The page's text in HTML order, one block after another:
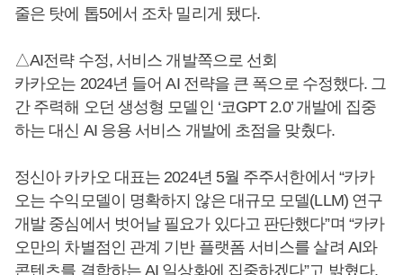
줄은 탓에 톱5에서 조차 밀리게 됐다.
△AI전략 수정, 서비스 개발쪽으로 선회
카카오는 2024년 들어 AI 전략을 큰 폭으로 수정했다. 그
간 주력해 오던 생성형 모델인 ‘코GPT 2.0’ 개발에 집중
하는 대신 AI 응용 서비스 개발에 초점을 맞췄다.
정신아 카카오 대표는 2024년 5월 주주서한에서 “카카
오는 수익모델이 명확하지 않은 대규모 모델(LLM) 연구
개발 중심에서 벗어날 필요가 있다고 판단했다”며 “카카
오만의 차별점인 관계 기반 플랫폼 서비스를 살려 AI와
콘텐츠를 결합하는 AI 일상화에 집중하겠다”고 밝혔다.